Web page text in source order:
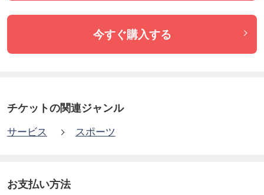
今すぐ購入する
チケットの関連ジャンル
サービス スポーツ
お支払い方法